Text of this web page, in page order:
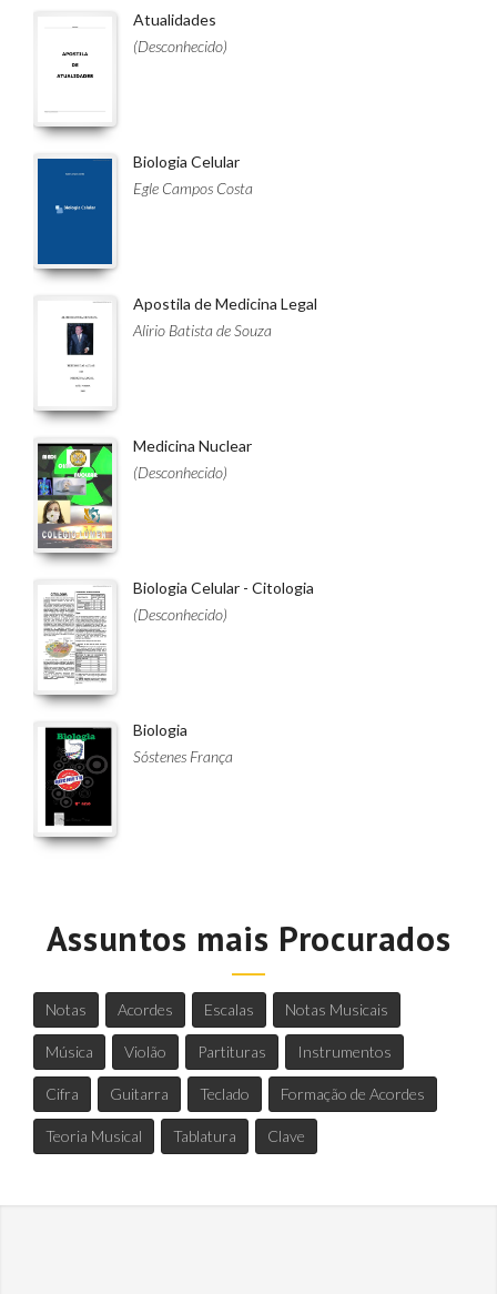
Atualidades
(Desconhecido)
Biologia Celular
Egle Campos Costa
Apostila de Medicina Legal
Alirio Batista de Souza
Medicina Nuclear
(Desconhecido)
Biologia Celular - Citologia
(Desconhecido)
Biologia
Sóstenes França
Assuntos mais Procurados
Notas Acordes Escalas Notas Musicais
Música Violão Partituras Instrumentos
Cifra Guitarra Teclado Formação de Acordes
Teoria Musical Tablatura Clave